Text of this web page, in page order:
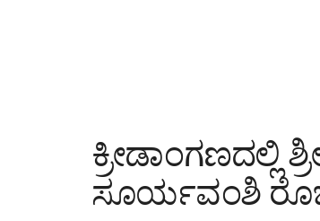
ಕ್ರೀಡಾಂಗಣದಲ್ಲಿ
ಸೂರ್ಯವಂಶಿ